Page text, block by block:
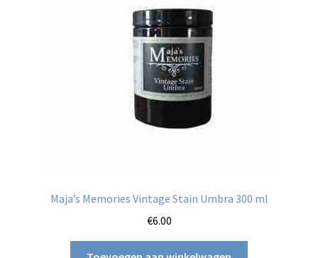
Maja’s Memories Vintage Stain Umbra 300 ml
€6.00